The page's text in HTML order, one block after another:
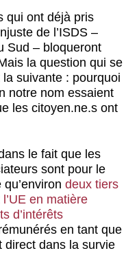
qui ont déjà pris
de l’ISDS –
Sud – bloqueront
la question qui se
suivante : pourquoi
notre nom essaient
les citoyen.ne.s ont
le fait que les
sont pour le
deux tiers
en matière
d’intérêts
en tant que
direct dans la survie